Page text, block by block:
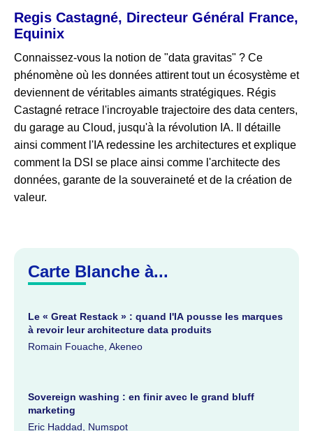
Regis Castagné, Directeur Général France,
Equinix
Connaissez-vous la notion de "data gravitas" ? Ce
phénomène où les données attirent tout un écosystème et
deviennent de véritables aimants stratégiques. Régis
Castagné retrace l'incroyable trajectoire des data centers,
du garage au Cloud, jusqu'à la révolution IA. Il détaille
ainsi comment l'IA redessine les architectures et explique
comment la DSI se place ainsi comme l'architecte des
données, garante de la souveraineté et de la création de
valeur.
Carte Blanche à...
Le « Great Restack » : quand l'IA pousse les marques
à revoir leur architecture data produits
Romain Fouache, Akeneo
Sovereign washing : en finir avec le grand bluff
marketing
Eric Haddad, Numspot